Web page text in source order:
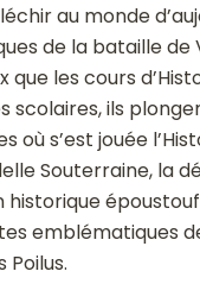
au monde
de la bataille
que les cours
scolaires, ils
où s’est jouée
Souterraine, la
emblématiques